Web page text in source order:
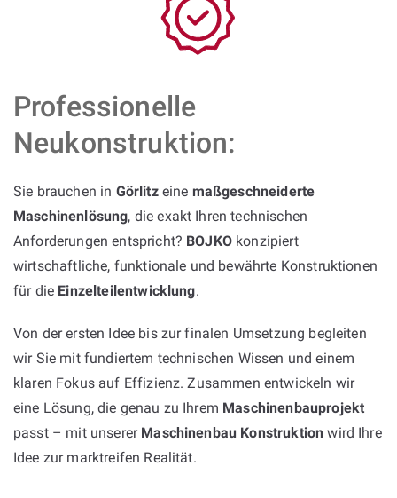
Professionelle
Neukonstruktion:
Sie brauchen in Görlitzeine maßgeschneiderte
Maschinenlösung, die exakt Ihren technischen
Anforderungen entspricht? BOJKOkonzipiert
wirtschaftliche, funktionale und bewährte Konstruktionen
für die Einzelteilentwicklung.
Von der ersten Idee bis zur finalen Umsetzung begleiten
wir Sie mit fundiertem technischen Wissen und einem
klaren Fokus auf Effizienz. Zusammen entwickeln wir
eine Lösung, die genau zu Ihrem Maschinenbauprojekt
passt – mit unserer Maschinenbau Konstruktion wird Ihre
Idee zur marktreifen Realität.